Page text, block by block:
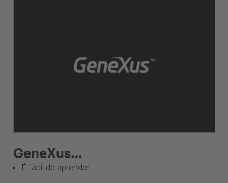
GeneXus…
É fácil de aprender.